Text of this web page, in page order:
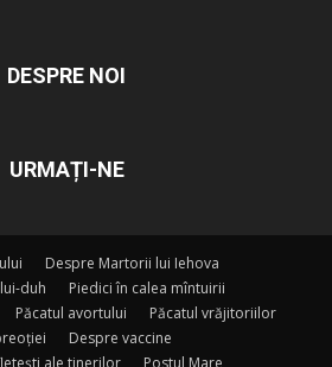
DESPRE NOI
URMAȚI-NE
Despre Martorii lui Iehova
duh
Piedici în calea mîntuirii
Păcatul avortului
Păcatul vrăjitoriilor
Despre vaccine